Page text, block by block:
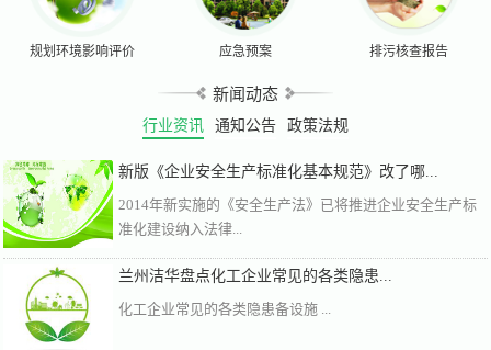
规划环境影响评价 应急预案 排污核查报告
新闻动态
行业资讯 通知公告 政策法规
新版《企业安全生产标准化基本规范》改了哪...
2014年新实施的《安全生产法》已将推进企业安全生产标
准化建设纳入法律...
兰州洁华盘点化工企业常见的各类隐患...
化工企业常见的各类隐患备设施 ...